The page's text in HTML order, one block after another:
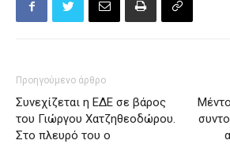
Προηγούμενο άρθρο
Συνεχίζεται η ΕΔΕ σε βάρος
του Γιώργου Χατζηθεοδώρου.
Στο πλευρό του ο